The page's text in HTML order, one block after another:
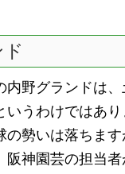
野グランドは
うわけではあ
の勢いは落ちま
阪神園芸の担当